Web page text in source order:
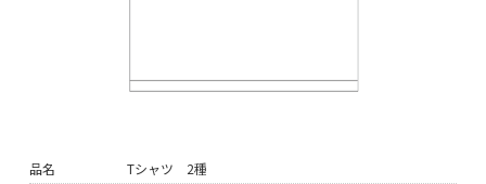
品名
Tシャツ 2種